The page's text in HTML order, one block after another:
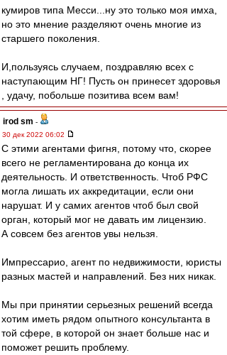
кумиров типа Месси...ну это только моя имха,
но это мнение разделяют очень многие из
старшего поколения.
И,пользуясь случаем, поздравляю всех с
наступающим НГ! Пусть он принесет здоровья
, удачу, побольше позитива всем вам!
irod sm -
30 дек 2022 06:02
С этими агентами фигня, потому что, скорее
всего не регламентирована до конца их
деятельность. И ответственность. Чтоб РФС
могла лишать их аккредитации, если они
нарушат. И у самих агентов чтоб был свой
орган, который мог не давать им лицензию.
А совсем без агентов увы нельзя.
Импрессарио, агент по недвижимости, юристы
разных мастей и направлений. Без них никак.
Мы при принятии серьезных решений всегда
хотим иметь рядом опытного консультанта в
той сфере, в которой он знает больше нас и
поможет решить проблему.